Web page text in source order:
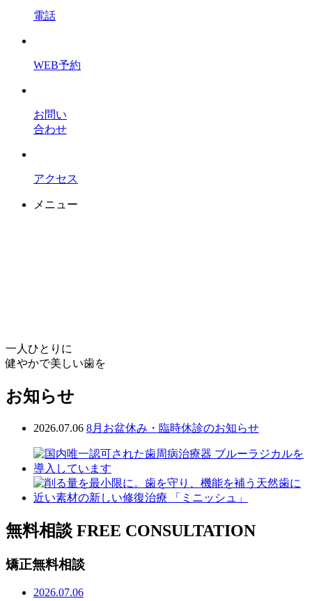
電話
WEB予約
お問い
合わせ
アクセス
メニュー
一人ひとりに
健やかで美しい歯を
お知らせ
2026.07.06 8月お盆休み・臨時休診のお知らせ
無料相談 FREE CONSULTATION
矯正無料相談
2026.07.06